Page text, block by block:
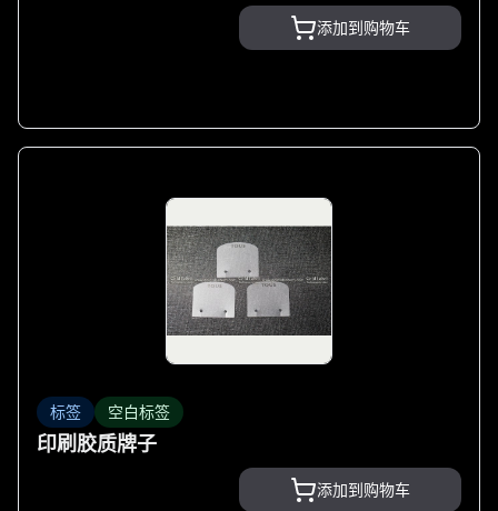
添加到购物车
标签 空白标签
印刷胶质牌子
添加到购物车